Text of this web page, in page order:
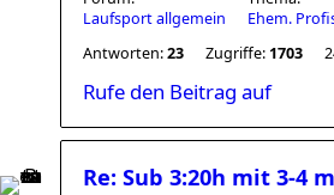
Laufsport allgemein
Ehem.
Antworten:23 Zugriffe: 1703
Rufe den Beitrag auf
Re: Sub 3:20h mit 3-4